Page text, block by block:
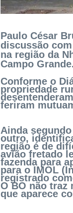
Paulo César
discussão
na região da
Campo
Conforme o
propriedade
feriram
Ainda
outro,
região é de
avião fretado
fazenda para
para o IMOL
registrado
O BO não traz
que aparece